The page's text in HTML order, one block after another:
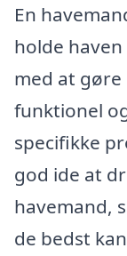
En
holde
med at
funktionel
specifikke
god ide at
havemand,
de bedst